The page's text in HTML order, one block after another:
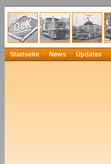
Startseite News Updates